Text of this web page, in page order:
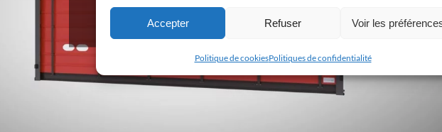
Accepter Refuser Voir les
Politique de cookiesPolitiques de confidentialité
Politique de cookies
I agree